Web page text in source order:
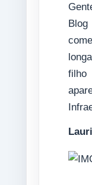
filho